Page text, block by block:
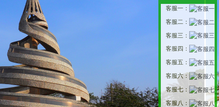
客服一：
客服二：
客服三：
客服四：
客服五：
客服六：
客服七：
客服八：